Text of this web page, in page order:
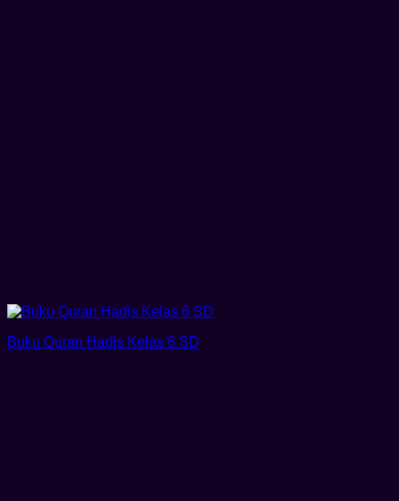
Buku Quran Hadis Kelas 6 SD